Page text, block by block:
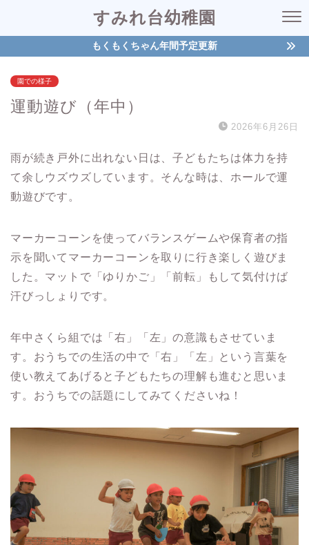
すみれ台幼稚園
もくもくちゃん年間予定更新
園での様子
運動遊び（年中）
2026年6月26日
雨が続き戸外に出れない日は、子どもたちは体力を持
て余しウズウズしています。そんな時は、ホールで運
動遊びです。
マーカーコーンを使ってバランスゲームや保育者の指
示を聞いてマーカーコーンを取りに行き楽しく遊びま
した。マットで「ゆりかご」「前転」もして気付けば
汗びっしょりです。
年中さくら組では「右」「左」の意識もさせていま
す。おうちでの生活の中で「右」「左」という言葉を
使い教えてあげると子どもたちの理解も進むと思いま
す。おうちでの話題にしてみてくださいね！